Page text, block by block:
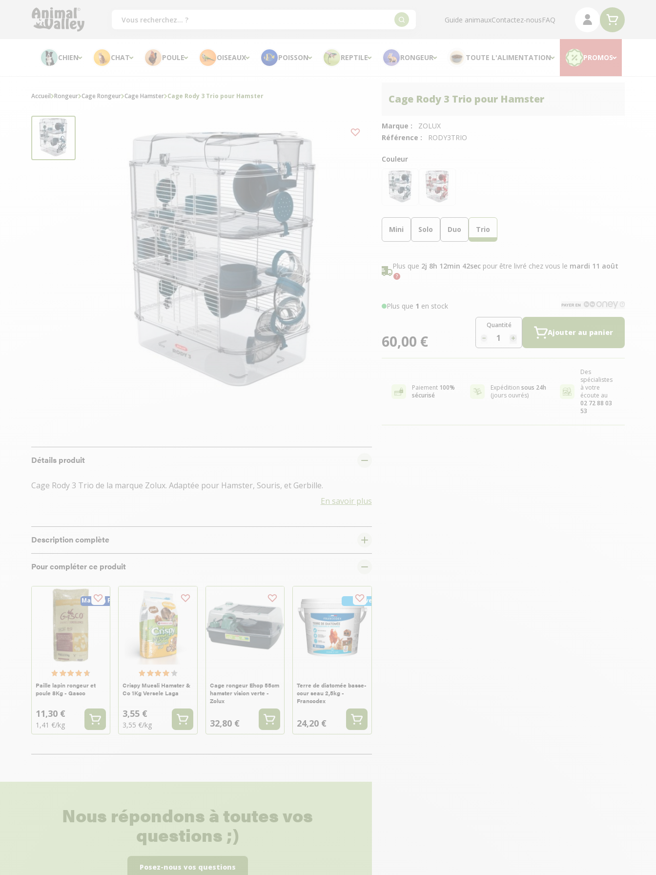
Guide animauxContactez-nousFAQ
CHIEN CHAT POULE OISEAUX POISSON REPTILE RONGEUR TOUTE L'ALIMENTATION PROMOS
Cage Rody 3 Trio pour Hamster
Marque :
ZOLUX
Référence :
RODY3TRIO
Couleur
Bleu Rouge
Mini Solo Duo Trio
Plus que 2j 8h 12min 41secpour être livré chez vous le mardi 11 août
Plus que 1 en stock
60,00 €
Quantité
Ajouter au panier
Paiement 100%
sécurisé
Expédition sous 24h
(jours ouvrés)
Des
spécialistes
à votre
écoute au
02 72 88 03
53
Détails produit
Cage Rody 3 Trio de la marque Zolux. Adaptée pour Hamster, Souris, et Gerbille.
En savoir plus
Description complète
Pour compléter ce produit
Made in France
Paille lapin rongeur et
poule 8Kg - Gasco
11,30 €
1,41 €/kg
Crispy Muesli Hamster &
Co 1Kg Versele Laga
3,55 €
3,55 €/kg
Cage rongeur Ehop 55cm
hamster vision verte -
Zolux
32,80 €
Nouveau
Terre de diatomée basse-
cour seau 2,5kg -
Francodex
24,20 €
Nous répondons à toutes vos
questions ;)
Posez-nous vos questions
Accueil Rongeur Cage Rongeur Cage Hamster Cage Rody 3 Trio pour Hamster